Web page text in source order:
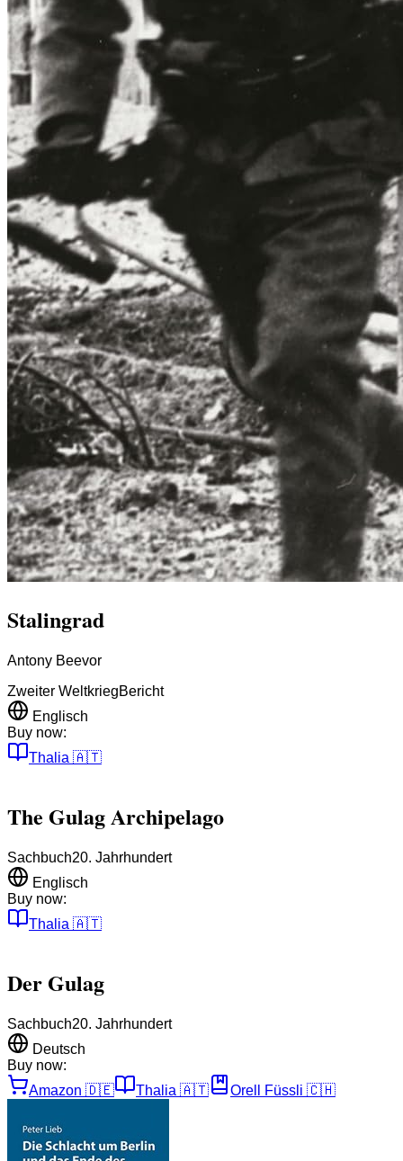
Stalingrad
Antony Beevor
Zweiter WeltkriegBericht
Englisch
Buy now:
Thalia 🇦🇹
The Gulag Archipelago
Sachbuch20. Jahrhundert
Englisch
Buy now:
Thalia 🇦🇹
Der Gulag
Sachbuch20. Jahrhundert
Deutsch
Buy now:
Amazon 🇩🇪 Thalia 🇦🇹 Orell Füssli 🇨🇭